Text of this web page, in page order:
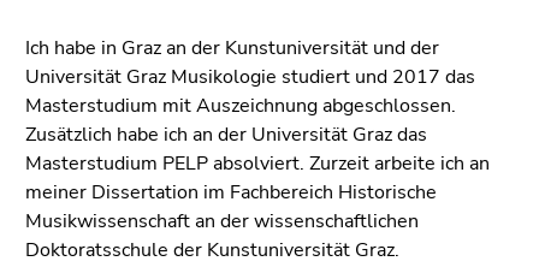
Zusatzinformationen
(Zugriffstaste
5)
Zu
den
Seiteneinstellungen
(Benutzer/Sprache)
(Zugriffstaste
Ich habe in Graz an der Kunstuniversität und der
Universität Graz Musikologie studiert und 2017 das
Masterstudium mit Auszeichnung abgeschlossen.
Zusätzlich habe ich an der Universität Graz das
Masterstudium PELP absolviert. Zurzeit arbeite ich an
meiner Dissertation im Fachbereich Historische
Musikwissenschaft an der wissenschaftlichen
Doktoratsschule der Kunstuniversität Graz.